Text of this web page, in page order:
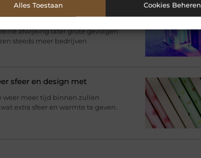
Alles Toestaan Cookies Beheren
alles om onderdelen die direct
afwijking later grote gevolgen
steeds meer bedrijven
sfeer en design met
weer meer tijd binnen zullen
extra sfeer en warmte te geven.